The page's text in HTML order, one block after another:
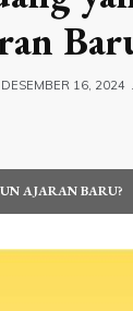
DESEMBER 16, 2024
AJARAN BARU?